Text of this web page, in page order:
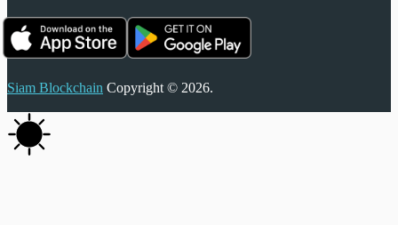
Siam Blockchain Copyright © 2026.